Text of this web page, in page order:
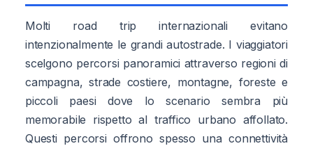
Molti road trip internazionali evitano
intenzionalmente le grandi autostrade. I viaggiatori
scelgono percorsi panoramici attraverso regioni di
campagna, strade costiere, montagne, foreste e
piccoli paesi dove lo scenario sembra più
memorabile rispetto al traffico urbano affollato.
Questi percorsi offrono spesso una connettività